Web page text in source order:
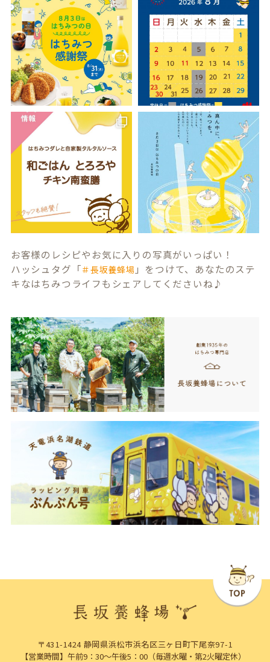
お客様のレシピやお気に入りの写真がいっぱい！
ハッシュタグ「＃長坂養蜂場 」をつけて、あなたのステ
キなはちみつライフもシェアしてくださいね♪
〒431-1424 静岡県浜松市浜名区三ヶ日町下尾奈97-1
【営業時間】午前9：30～午後5：00（毎週水曜・第2火曜定休）